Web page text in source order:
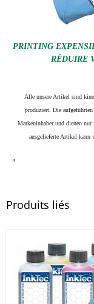
PRINTING
RÉDUIRE
Alle unsere Artikel sind
produziert. Die
Markeninhaber und dienen
ausgelieferte Artikel kann
"
Produits liés